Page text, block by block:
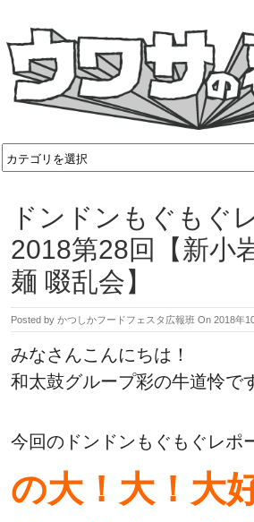
ドンドンもぐもぐ
2018第28回【新小
麺 啜乱会】
Posted by かつしかフードフェスタ広報班 On 2018年
みなさんこんにちは！
和太鼓グループ彩の牛道怜で
今回のドンドンもぐもぐレポ
の大！大！大